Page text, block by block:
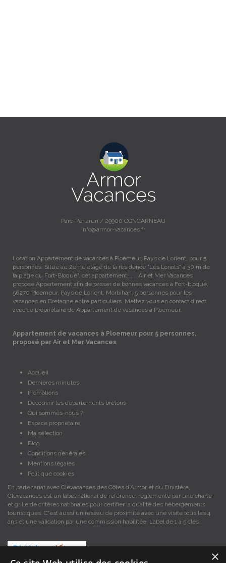
Parc-Penarun / 29900 CONCARNEAU
info@armor-vacances.fr
Location Appartement de vacances à Ploemeur, Pays de Lorient, pour 5
personnes. Situé au 2ème étage de la résidence "Les Loriots" à 30 m de
la plage du Fort-Bloqué", cet appartement….... Air et Mer Vacances
propose Appartement afin de passer de bonnes vacances à Fort-bloqué,
56270 Ploemeur, Pays de Lorient, Morbihan, 5 personnes pour les
vacances en Bretagne entre particuliers. Mettez vous en contact direct
avec ce propriétaire de Appartement de vacances à Ploemeur.
Appartement de vacances à Ploemeur pour 5 personnes,
proposé par Air et Mer Vacances
Accueil
Dernières minutes
Promotions
Découvrir les départements bretons
Qui sommes-nous ?
Espace propriétaire
Ma sélection
Blog
Conditions générales
Mentions légales
Politique cookies
En partenariat avec Clévacances des Côtes d'Armor et du Finistère,
Clévacances est un label national de référence, réglementé par une charte
et grille de critères nationales pour certifier la qualité des hébergements
touristiques. C'est aussi un réseau de proximité avec une visite tous les 4
ans et une validation par une commission habilitée. Label de 1 à 5 clés.
×